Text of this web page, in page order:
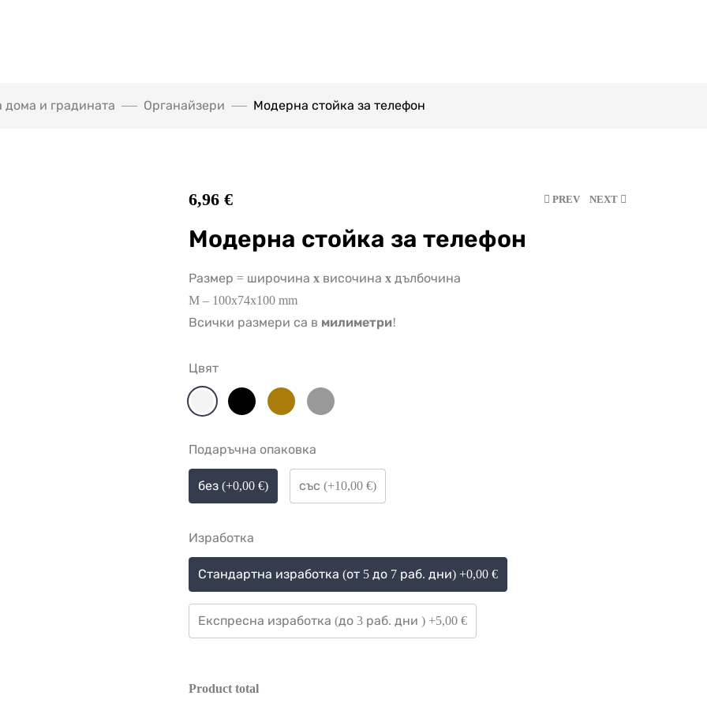
дома и градината Органайзери Модерна стойка за телефон
PREV NEXT
6,96 €
Модерна стойка за телефон
Размер = широчина x височина x дълбочина
M – 100x74x100 mm
Всички размери са в милиметри!
Цвят
Подаръчна опаковка
без (+0,00 €) със (+10,00 €)
Изработка
Стандартна изработка (от 5 до 7 раб. дни) +0,00 €
Експресна изработка (до 3 раб. дни ) +5,00 €
Product total